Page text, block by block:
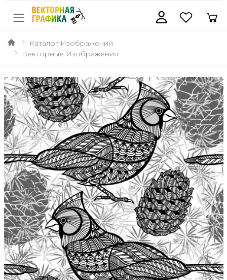
Каталог Изображений
Векторные Изображения